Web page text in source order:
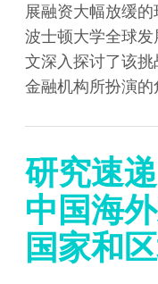
展融资大幅放缓的
波士顿大学全球
文深入探讨了该
金融机构所扮演的
研究速
中国海
国家和